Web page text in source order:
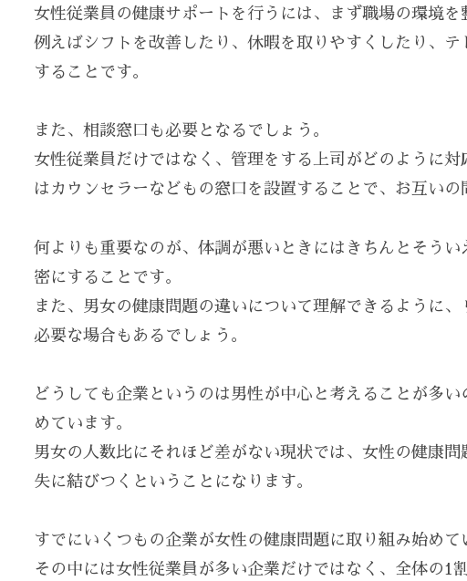
女性従業員の健康サポートを行うには、まず職場の環境を
例えばシフトを改善したり、休暇を取りやすくしたり、
することです。
また、相談窓口も必要となるでしょう。
女性従業員だけではなく、管理をする上司がどのように
はカウンセラーなどもの窓口を設置することで、お互い
何よりも重要なのが、体調が悪いときにはきちんとそう
密にすることです。
また、男女の健康問題の違いについて理解できるように
必要な場合もあるでしょう。
どうしても企業というのは男性が中心と考えることが多
めています。
男女の人数比にそれほど差がない現状では、女性の健康
失に結びつくということになります。
すでにいくつもの企業が女性の健康問題に取り組み始めて
その中には女性従業員が多い企業だけではなく、全体の1